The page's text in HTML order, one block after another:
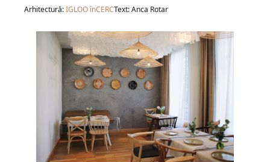
Arhitectură:IGLOO înCERCText: Anca Rotar